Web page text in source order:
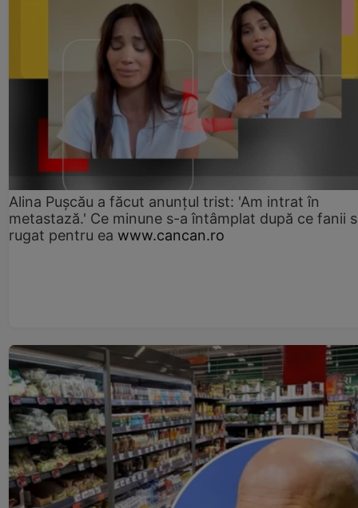
Alina Pușcău a făcut anunțul trist: 'Am intrat în
metastază.' Ce minune s-a întâmplat după ce fanii
rugat pentru ea www.cancan.ro